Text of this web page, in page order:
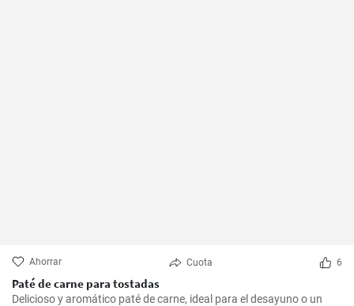
Ahorrar Cuota 6
Paté de carne para tostadas
Delicioso y aromático paté de carne, ideal para el desayuno o un